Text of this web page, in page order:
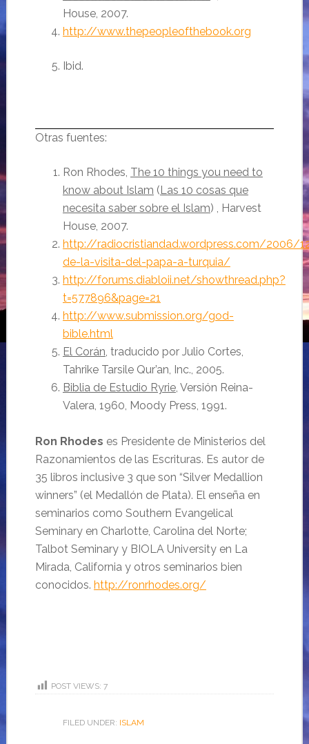
House, 2007.
http://www.thepeopleofthebook.org
Ibid.
Otras fuentes:
Ron Rhodes, The 10 things you need to
know about Islam ( Las 10 cosas que
necesita saber sobre el Islam) , Harvest
House, 2007.
http://radiocristiandad.wordpress.com/2006/
de-la-visita-del-papa-a-turquia/
http://forums.diabloii.net/showthread.php?
t=577896&page=21
http://www.submission.org/god-
bible.html
El Corán, traducido por Julio Cortes,
Tahrike Tarsile Qur’an, Inc., 2005.
Biblia de Estudio Ryrie, Versión Reina-
Valera, 1960, Moody Press, 1991.
Ron Rhodes es Presidente de Ministerios del
Razonamientos de las Escrituras. Es autor de
35 libros inclusive 3 que son “Silver Medallion
winners” (el Medallón de Plata). El enseña en
seminarios como Southern Evangelical
Seminary en Charlotte, Carolina del Norte;
Talbot Seminary y BIOLAUniversity en La
Mirada, California y otros seminarios bien
conocidos. http://ronrhodes.org/
POST VIEWS: 7
FILED UNDER: ISLAM